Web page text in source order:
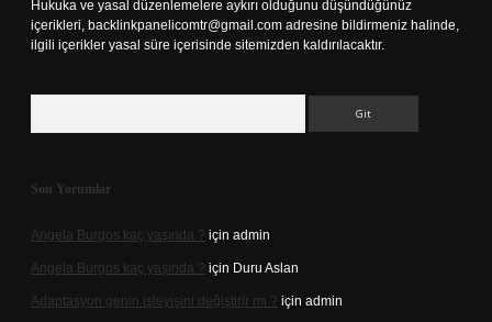
Hukuka ve yasal düzenlemelere aykırı olduğunu düşündüğünüz
içerikleri, backlinkpanelicomtr@gmail.com adresine bildirmeniz halinde,
ilgili içerikler yasal süre içerisinde sitemizden kaldırılacaktır.
Son Yorumlar
Angela Burgos kaç yaşında ? için admin
Angela Burgos kaç yaşında ? için Duru Aslan
Adaptasyon genin işleyişini değiştirir mi ? için admin